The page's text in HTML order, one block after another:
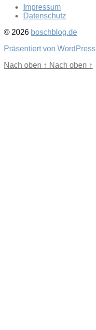
Impressum
Datenschutz
© 2026 boschblog.de
Präsentiert von WordPress
Nach oben ↑ Nach oben ↑